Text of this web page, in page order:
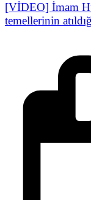
[VİDEO] İmam
temellerinin